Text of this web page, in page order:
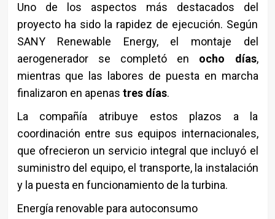
Uno de los aspectos más destacados del
proyecto ha sido la rapidez de ejecución. Según
SANY Renewable Energy, el montaje del
aerogenerador se completó en ocho días,
mientras que las labores de puesta en marcha
finalizaron en apenas tres días.
La compañía atribuye estos plazos a la
coordinación entre sus equipos internacionales,
que ofrecieron un servicio integral que incluyó el
suministro del equipo, el transporte, la instalación
y la puesta en funcionamiento de la turbina.
Energía renovable para autoconsumo